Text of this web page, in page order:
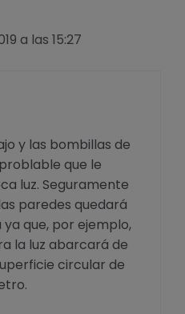
a las 15:27
y las bombillas de
que le
luz. Seguramente
paredes quedará
que, por ejemplo,
la luz abarcará de
circular de